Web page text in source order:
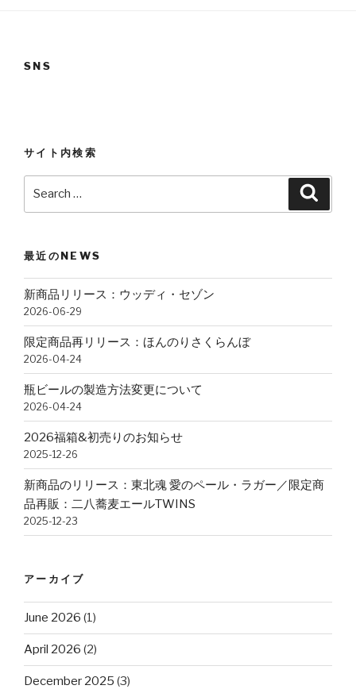
SNS
サイト内検索
最近のNEWS
新商品リリース：ウッディ・セゾン
2026-06-29
限定商品再リリース：ほんのりさくらんぼ
2026-04-24
瓶ビールの製造方法変更について
2026-04-24
2026福箱&初売りのお知らせ
2025-12-26
新商品のリリース：東北魂 愛のペール・ラガー／限定商
品再販：二八蕎麦エールTWINS
2025-12-23
アーカイブ
June 2026 (1)
April 2026 (2)
December 2025 (3)